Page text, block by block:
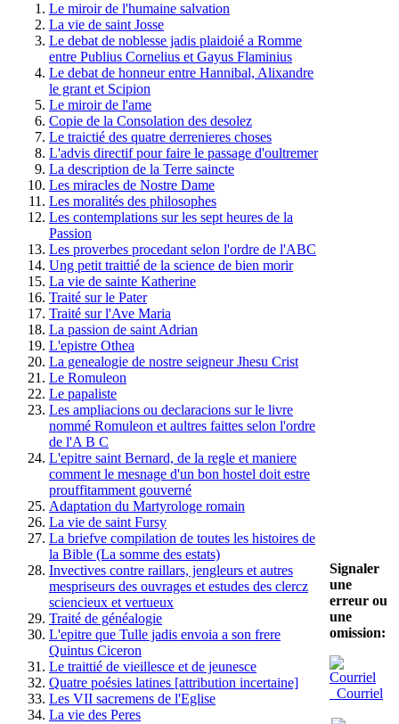
Le miroir de l'humaine salvation
La vie de saint Josse
Le debat de noblesse jadis plaidoié a Romme
entre Publius Cornelius et Gayus Flaminius
Le debat de honneur entre Hannibal, Alixandre
le grant et Scipion
Le miroir de l'ame
Copie de la Consolation des desolez
Le traictié des quatre derrenieres choses
L'advis directif pour faire le passage d'oultremer
La description de la Terre saincte
Les miracles de Nostre Dame
Les moralités des philosophes
Les contemplations sur les sept heures de la
Passion
Les proverbes procedant selon l'ordre de l'ABC
Ung petit traittié de la science de bien morir
La vie de sainte Katherine
Traité sur le Pater
Traité sur l'Ave Maria
La passion de saint Adrian
L'epistre Othea
La genealogie de nostre seigneur Jhesu Crist
Le Romuleon
Le papaliste
Les ampliacions ou declaracions sur le livre
nommé Romuleon et aultres faittes selon l'ordre
de l'A B C
L'epitre saint Bernard, de la regle et maniere
comment le mesnage d'un bon hostel doit estre
prouffitamment gouverné
Adaptation du Martyrologe romain
La vie de saint Fursy
La briefve compilation de toutes les histoires de
la Bible (La somme des estats)
Invectives contre raillars, jengleurs et autres
mespriseurs des ouvrages et estudes des clercz
sciencieux et vertueux
Traité de généalogie
L'epitre que Tulle jadis envoia a son frere
Quintus Ciceron
Le traittié de vieillesce et de jeunesce
Quatre poésies latines [attribution incertaine]
Les VII sacremens de l'Eglise
La vie des Peres
Signaler
une
erreur ou
une
omission:
Courriel